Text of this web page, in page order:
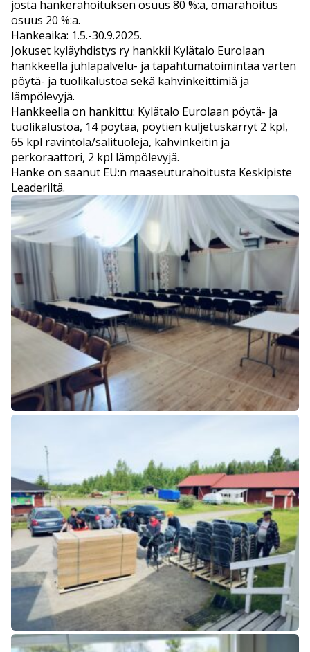
josta hankerahoituksen osuus 80 %:a, omarahoitus
osuus 20 %:a.
Hankeaika: 1.5.-30.9.2025.
Jokuset kyläyhdistys ry hankkii Kylätalo Eurolaan
hankkeella juhlapalvelu- ja tapahtumatoimintaa varten
pöytä- ja tuolikalustoa sekä kahvinkeittimiä ja
lämpölevyjä.
Hankkeella on hankittu: Kylätalo Eurolaan pöytä- ja
tuolikalustoa, 14 pöytää, pöytien kuljetuskärryt 2 kpl,
65 kpl ravintola/salituoleja, kahvinkeitin ja
perkoraattori, 2 kpl lämpölevyjä.
Hanke on saanut EU:n maaseuturahoitusta Keskipiste
Leaderiltä.